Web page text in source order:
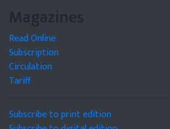
Magazines
Read Online
Subscription
Circulation
Tariff
Subscribe to print edition